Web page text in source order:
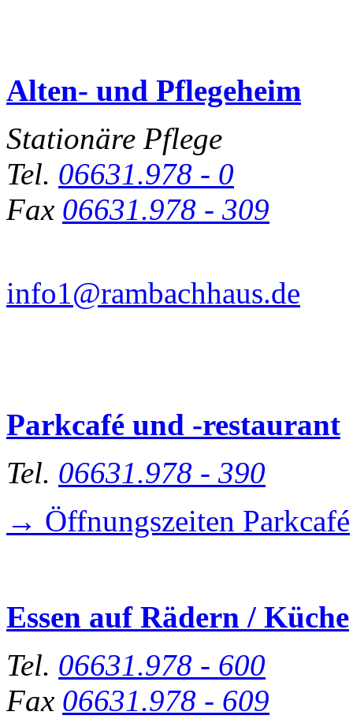
Alten- und Pflegeheim
Stationäre Pflege
Tel. 06631.978 - 0
Fax 06631.978 - 309
info1@rambachhaus.de
Parkcafé und -restaurant
Tel. 06631.978 - 390
→ Öffnungszeiten Parkcafé
Essen auf Rädern / Küche
Tel. 06631.978 - 600
Fax 06631.978 - 609